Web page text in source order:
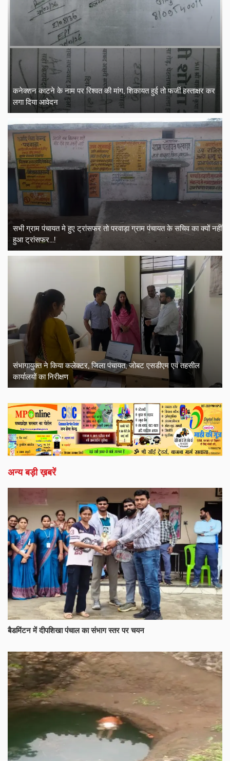
कनेक्शन काटने के नाम पर रिश्वत की मांग, शिकायत हुई तो फर्जी हस्ताक्षर कर
लगा दिया आवेदन
सभी ग्राम पंचायत मे हुए ट्रांसफर तो परवाड़ा ग्राम पंचायत के सचिव का क्यों नहीं
हुआ ट्रांसफर...!
संभागायुक्त ने किया कलेक्टर, जिला पंचायत, जोबट एसडीएम एवं तहसील
कार्यालयों का निरीक्षण
अन्य बड़ी ख़बरें
बैडमिंटन में दीपशिखा पंचाल का संभाग स्तर पर चयन